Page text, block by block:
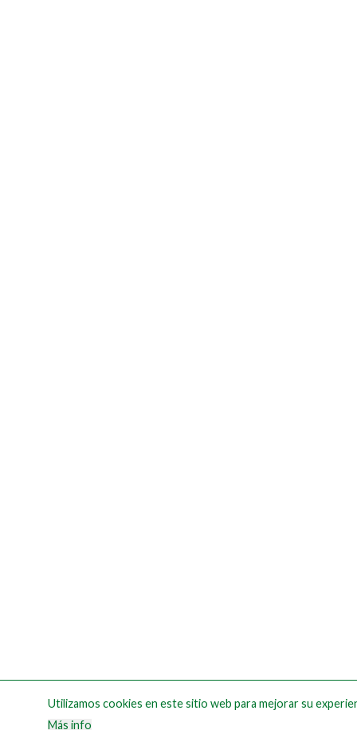
Utilizamos cookies en este sitio web para mejorar su
Más info